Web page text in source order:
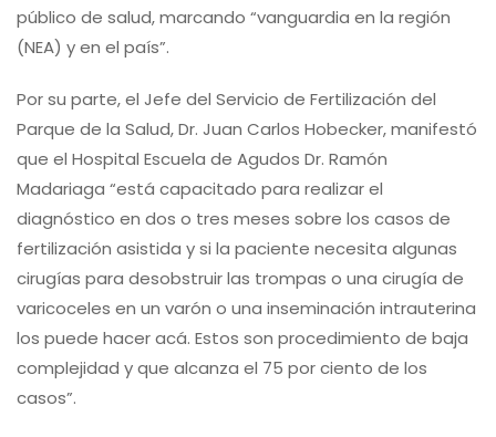
público de salud, marcando “vanguardia en la región
(NEA) y en el país”.
Por su parte, el Jefe del Servicio de Fertilización del
Parque de la Salud, Dr. Juan Carlos Hobecker, manifestó
que el Hospital Escuela de Agudos Dr. Ramón
Madariaga “está capacitado para realizar el
diagnóstico en dos o tres meses sobre los casos de
fertilización asistida y si la paciente necesita algunas
cirugías para desobstruir las trompas o una cirugía de
varicoceles en un varón o una inseminación intrauterina
los puede hacer acá. Estos son procedimiento de baja
complejidad y que alcanza el 75 por ciento de los
casos”.